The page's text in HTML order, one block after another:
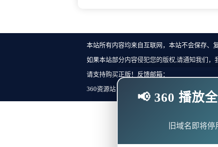
本站所有内容均来自互联网，本站不会保存、
如果本站部分内容侵犯您的版权,请通知我们
请支持购买正版！反馈邮箱：
360资源站 Copyright ©2018-2023 All Rights
📢 360 播放
旧域名即将